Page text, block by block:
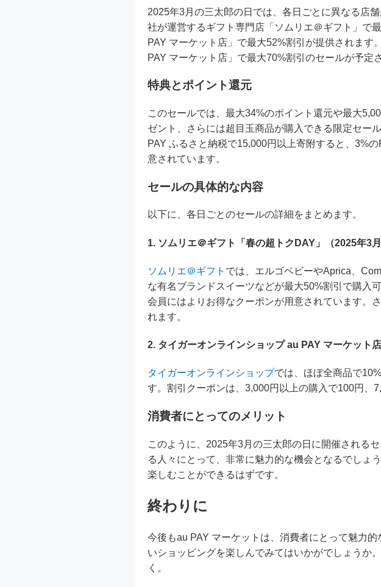
2025年3月の三太郎の日では、各日ごとに異なる店
社が運営するギフト専門店「ソムリエ＠ギフト」で
PAY マーケット店」で最大52%割引が提供されま
PAY マーケット店」で最大70%割引のセールが予定
特典とポイント還元
このセールでは、最大34%のポイント還元や最大
ゼント、さらには超目玉商品が購入できる限定セー
PAY ふるさと納税で15,000円以上寄附すると、3%
意されています。
セールの具体的な内容
以下に、各日ごとのセールの詳細をまとめます。
1. ソムリエ＠ギフト「春の超トクDAY」（2025年3月
ソムリエ＠ギフト では、エルゴベビーやAprica、
な有名ブランドスイーツなどが最大50%割引で購入
会員にはよりお得なクーポンが用意されています。
れます。
2. タイガーオンラインショップ au PAY マーケット
タイガーオンラインショップでは、ほぼ全商品で
す。割引クーポンは、3,000円以上の購入で100円、
消費者にとってのメリット
このように、2025年3月の三太郎の日に開催される
る人々にとって、非常に魅力的な機会となるでしょ
楽しむことができるはずです。
終わりに
今後もau PAY マーケットは、消費者にとって魅力
いショッピングを楽しんでみてはいかがでしょうか
く。